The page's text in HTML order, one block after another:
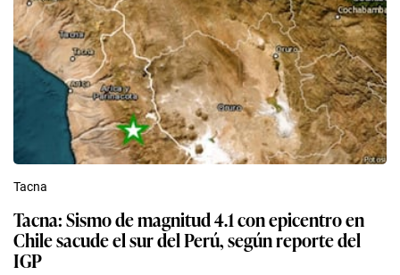
Tacna
Tacna: Sismo de magnitud 4.1 con epicentro en
Chile sacude el sur del Perú, según reporte del
IGP